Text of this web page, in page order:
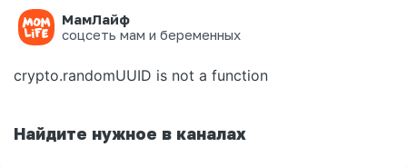
МамЛайф
соцсеть мам и беременных
Ошибка на странице
crypto.randomUUID is not a function
Найдите нужное в каналах